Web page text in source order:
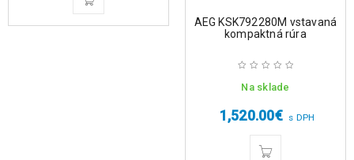
AEG KSK792280M vstavaná
kompaktná rúra
Na sklade
1,520.00€ s DPH